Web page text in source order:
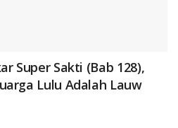
Super Sakti (Bab 128),
Lulu Adalah Lauw